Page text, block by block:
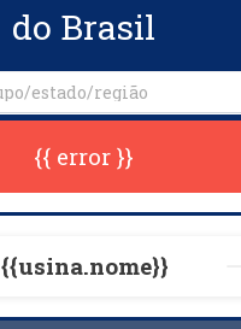
do Brasil
{{ error }}
{{usina.nome}}